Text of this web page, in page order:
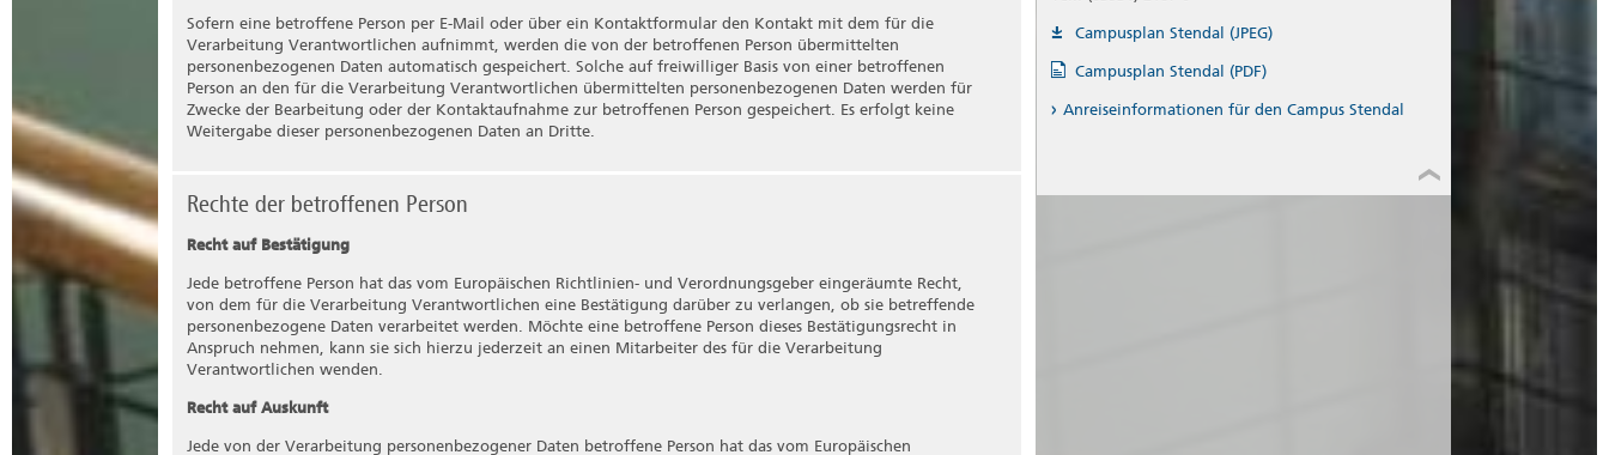
Auftragsverarbeiter
Auftragsverarbeiter ist eine natürliche oder juristische Person, Behörde, Einrichtung oder andere Stelle,
die personenbezogene Daten im Auftrag des Verantwortlichen verarbeitet.
Empfänger
handelt oder nicht. Behörden, die im Rahmen eines bestimmten Untersuchungsauftrags nach dem
Unionsrecht oder dem Recht der Mitgliedstaaten möglicherweise personenbezogene Daten erhalten,
gelten jedoch nicht als Empfänger.
Dritter
Dritter ist eine natürliche oder juristische Person, Behörde, Einrichtung oder andere Stelle außer der
betroffenen Person, dem Verantwortlichen, dem Auftragsverarbeiter und den Personen, die unter der
unmittelbaren Verantwortung des Verantwortlichen oder des Auftragsverarbeiters befugt sind, die
personenbezogenen Daten zu verarbeiten.
Einwilligung
Sofern eine betroffene Person per E-Mail oder über ein Kontaktformular den Kontakt mit dem für die
Verarbeitung Verantwortlichen aufnimmt, werden die von der betroffenen Person übermittelten
personenbezogenen Daten automatisch gespeichert. Solche auf freiwilliger Basis von einer betroffenen
Person an den für die Verarbeitung Verantwortlichen übermittelten personenbezogenen Daten werden für
Zwecke der Bearbeitung oder der Kontaktaufnahme zur betroffenen Person gespeichert. Es erfolgt keine
Weitergabe dieser personenbezogenen Daten an Dritte.
Rechte der betroffenen Person
Recht auf Bestätigung
Jede betroffene Person hat das vom Europäischen Richtlinien- und Verordnungsgeber eingeräumte Recht,
von dem für die Verarbeitung Verantwortlichen eine Bestätigung darüber zu verlangen, ob sie betreffende
personenbezogene Daten verarbeitet werden. Möchte eine betroffene Person dieses Bestätigungsrecht in
Anspruch nehmen, kann sie sich hierzu jederzeit an einen Mitarbeiter des für die Verarbeitung
Verantwortlichen wenden.
Recht auf Auskunft
Jede von der Verarbeitung personenbezogener Daten betroffene Person hat das vom Europäischen
Campusplan Stendal (JPEG)
Campusplan Stendal (PDF)
Anreiseinformationen für den Campus Stendal